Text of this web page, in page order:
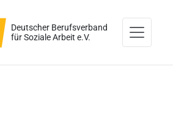
Deutscher Berufsverband
für Soziale Arbeit e.V.